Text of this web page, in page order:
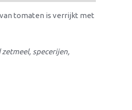
van tomaten is verrijkt met
specerijen,